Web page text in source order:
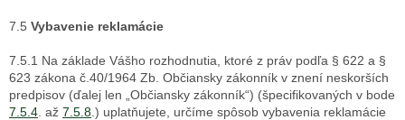
7.5 Vybavenie reklamácie
7.5.1 Na základe Vášho rozhodnutia, ktoré z práv podľa § 622 a §
623 zákona č.40/1964 Zb. Občiansky zákonník v znení neskorších
predpisov (ďalej len „Občiansky zákonník“) (špecifikovaných v bode
7.5.4 . až 7.5.8 .) uplatňujete, určíme spôsob vybavenia reklamácie